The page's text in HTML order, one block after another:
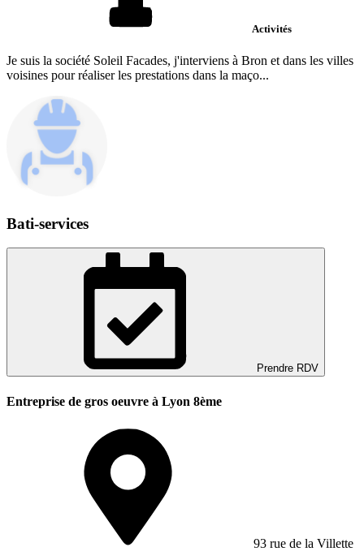
Activités
Je suis la société Soleil Facades, j'interviens à Bron et dans les villes
voisines pour réaliser les prestations dans la maço...
Bati-services
Prendre RDV
Entreprise de gros oeuvre à Lyon 8ème
93 rue de la Villette